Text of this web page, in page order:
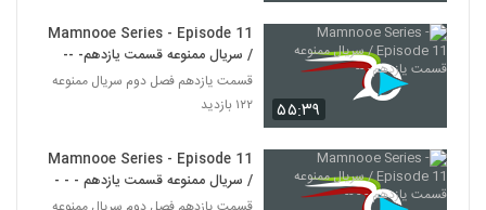
۵۵:۳۹
Mamnooe Series - Episode 11
/ سریال ممنوعه قسمت یازدهم- --
قسمت یازدهم فصل دوم سریال ممنوعه
۱۲۲ بازدید
Mamnooe Series - Episode 11
/ سریال ممنوعه قسمت یازدهم - - --